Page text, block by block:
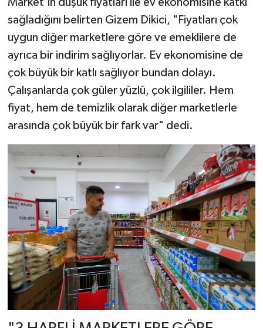
Market'in düşük fiyatları ile ev ekonomisine katkı
sağladığını belirten Gizem Dikici, "Fiyatları çok
uygun diğer marketlere göre ve emeklilere de
ayrıca bir indirim sağlıyorlar. Ev ekonomisine de
çok büyük bir katlı sağlıyor bundan dolayı.
Çalışanlarda çok güler yüzlü, çok ilgililer. Hem
fiyat, hem de temizlik olarak diğer marketlerle
arasında çok büyük bir fark var" dedi.